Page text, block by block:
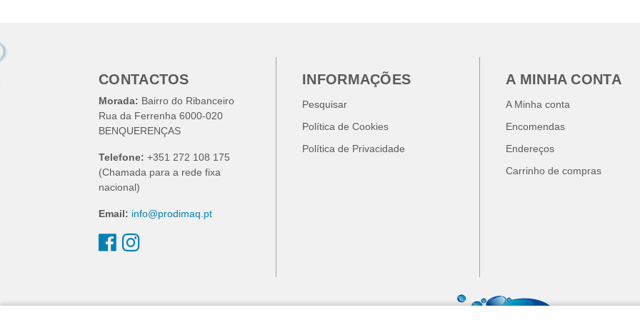
CONTACTOS
Morada: Bairro do Ribanceiro
Rua da Ferrenha 6000-020
BENQUERENÇAS
Telefone: +351 272 108 175
(Chamada para a rede fixa
nacional)
Email: info@prodimaq.pt
INFORMAÇÕES
Pesquisar
Política de Cookies
Política de Privacidade
A MINHA CONTA
A Minha conta
Encomendas
Endereços
Carrinho de compras